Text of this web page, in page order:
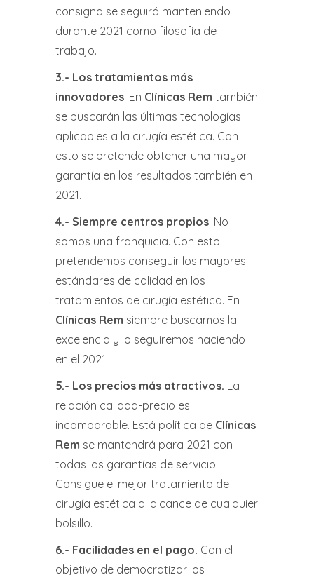
consigna se seguirá manteniendo
durante 2021 como filosofía de
trabajo.
3.- Los tratamientos más
innovadores. En Clínicas Rem también
se buscarán las últimas tecnologías
aplicables a la cirugía estética. Con
esto se pretende obtener una mayor
garantía en los resultados también en
2021.
4.- Siempre centros propios. No
somos una franquicia. Con esto
pretendemos conseguir los mayores
estándares de calidad en los
tratamientos de cirugía estética. En
Clínicas Rem siempre buscamos la
excelencia y lo seguiremos haciendo
en el 2021.
5.- Los precios más atractivos. La
relación calidad-precio es
incomparable. Está política de Clínicas
Rem se mantendrá para 2021 con
todas las garantías de servicio.
Consigue el mejor tratamiento de
cirugía estética al alcance de cualquier
bolsillo.
6.- Facilidades en el pago. Con el
objetivo de democratizar los